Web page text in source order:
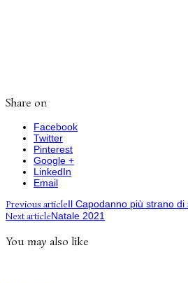
Share on
Facebook
Twitter
Pinterest
Google +
LinkedIn
Email
Previous articleIl Capodanno più strano di
Next articleNatale 2021
You may also like